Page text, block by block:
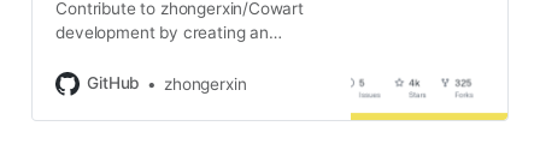
Contribute to zhongerxin/Cowart
development by creating an
GitHub
zhongerxin